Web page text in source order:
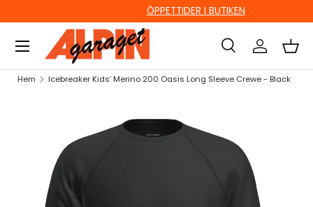
HOPPA TILL INNEHÅLL
ÖPPETTIDER I BUTIKEN
Sök
Sök
Sök Logga inKorg
Hem Icebreaker Kids’ Merino 200 Oasis Long Sleeve Crewe - Black
HOPPA TILL PRODUKTINFORMATION